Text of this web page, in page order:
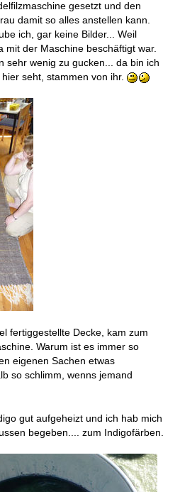
gesetzt und den
damit so alles anstellen kann.
ich, gar keine Bilder... Weil
mit der Maschine beschäftigt war.
sehr wenig zu gucken... da bin ich
seht, stammen von ihr.
fertiggestellte Decke, kam zum
Warum ist es immer so
eigenen Sachen etwas
so schlimm, wenns jemand
gut aufgeheizt und ich hab mich
begeben.... zum Indigofärben.